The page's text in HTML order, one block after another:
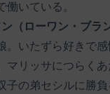
働いている。
（ローワン・ブラ
。いたずら好きで
マリッサにつらく
子の弟セシルに勝負